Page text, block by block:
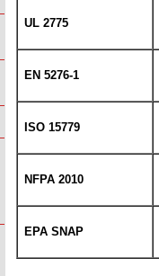
UL 2775
EN 5276-1
ISO 15779
NFPA 2010
EPA SNAP